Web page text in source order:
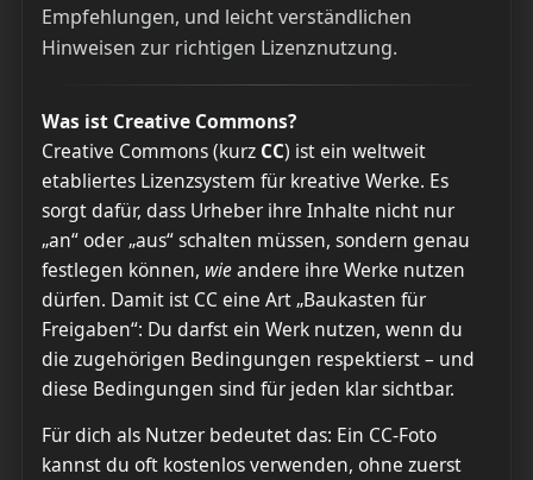
Empfehlungen, und leicht verständlichen
Hinweisen zur richtigen Lizenznutzung.
Was ist Creative Commons?
Creative Commons (kurz CC) ist ein weltweit
etabliertes Lizenzsystem für kreative Werke. Es
sorgt dafür, dass Urheber ihre Inhalte nicht nur
„an“ oder „aus“ schalten müssen, sondern genau
festlegen können, wieandere ihre Werke nutzen
dürfen. Damit ist CC eine Art „Baukasten für
Freigaben“: Du darfst ein Werk nutzen, wenn du
die zugehörigen Bedingungen respektierst – und
diese Bedingungen sind für jeden klar sichtbar.
Für dich als Nutzer bedeutet das: Ein CC-Foto
kannst du oft kostenlos verwenden, ohne zuerst